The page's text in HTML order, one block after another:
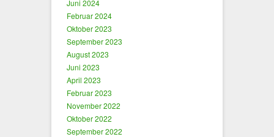
Juni 2024
Februar 2024
Oktober 2023
September 2023
August 2023
Juni 2023
April 2023
Februar 2023
November 2022
Oktober 2022
September 2022